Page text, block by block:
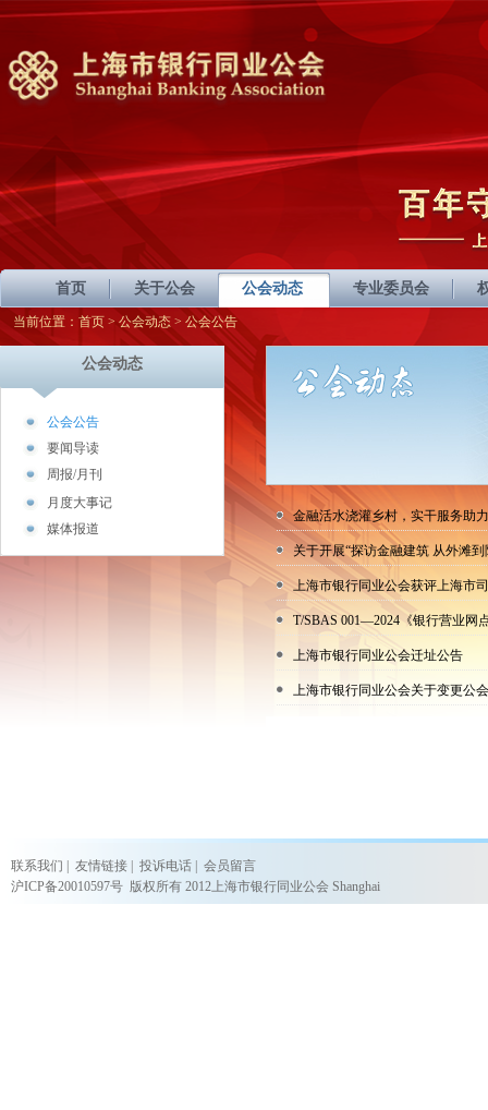
首页 关于公会 公会动态 专业委员会
当前位置： 首页 > 公会动态 > 公会公告
公会动态
公会公告
要闻导读
周报/月刊
月度大事记
媒体报道
金融活水浇灌乡村，实干服务助
关于开展“探访金融建筑 从外滩
上海市银行同业公会获评上海市
T/SBAS 001—2024《银行营业网
上海市银行同业公会迁址公告
上海市银行同业公会关于变更公
联系我们 友情链接 投诉电话
会员留言
沪ICP备20010597号 版权所有 2012上海市银行同业公会 Shanghai